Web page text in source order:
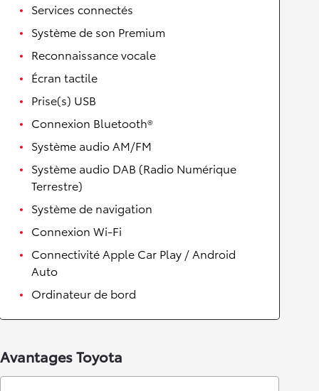
Services connectés
Système de son Premium
Reconnaissance vocale
Écran tactile
Prise(s) USB
Connexion Bluetooth®
Système audio AM/FM
Système audio DAB (Radio Numérique
Terrestre)
Système de navigation
Connexion Wi-Fi
Connectivité Apple Car Play / Android
Auto
Ordinateur de bord
Avantages Toyota